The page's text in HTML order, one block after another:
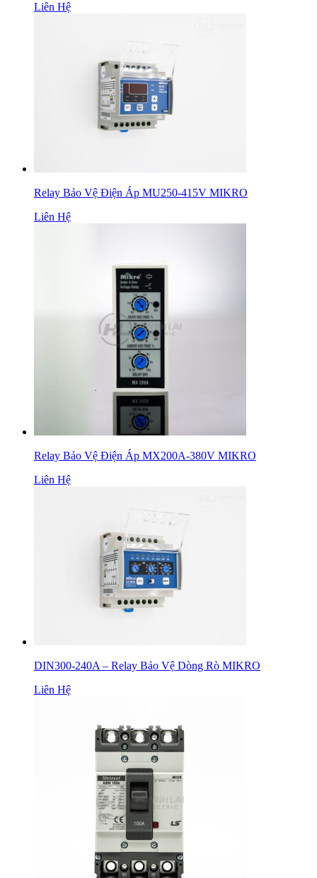
Liên Hệ
Relay Bảo Vệ Điện Áp MU250-415V MIKRO
Liên Hệ
Relay Bảo Vệ Điện Áp MX200A-380V MIKRO
Liên Hệ
DIN300-240A – Relay Bảo Vệ Dòng Rò MIKRO
Liên Hệ